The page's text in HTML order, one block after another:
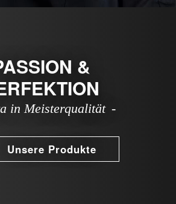
&
in Meisterqualität
Unsere Produkte